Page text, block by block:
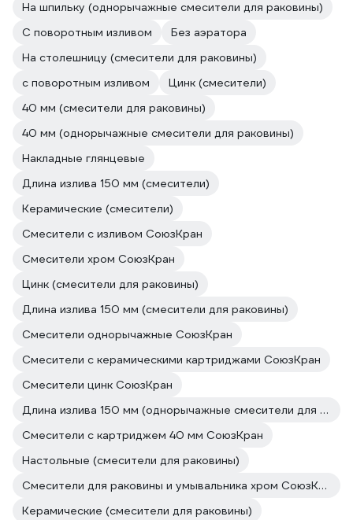
На шпильку (однорычажные смесители для раковины)
С поворотным изливом
Без аэратора
На столешницу (смесители для раковины)
с поворотным изливом
Цинк (смесители)
40 мм (смесители для раковины)
40 мм (однорычажные смесители для раковины)
Накладные глянцевые
Длина излива 150 мм (смесители)
Керамические (смесители)
Смесители с изливом СоюзКран
Смесители хром СоюзКран
Цинк (смесители для раковины)
Длина излива 150 мм (смесители для раковины)
Смесители однорычажные СоюзКран
Смесители с керамическими картриджами СоюзКран
Смесители цинк СоюзКран
Длина излива 150 мм (однорычажные смесители для раковины)
Смесители с картриджем 40 мм СоюзКран
Настольные (смесители для раковины)
Смесители для раковины и умывальника хром СоюзКран
Керамические (смесители для раковины)